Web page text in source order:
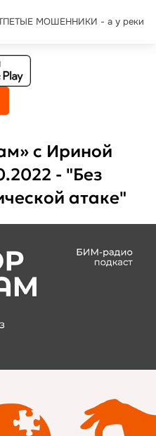
МОШЕННИКИ - а у реки
с Ириной
- "Без
атаке"